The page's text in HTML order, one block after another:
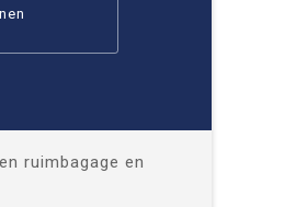
ruimbagage en